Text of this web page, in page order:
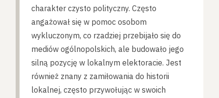
charakter czysto polityczny. Często
angażował się w pomoc osobom
wykluczonym, co rzadziej przebijało się do
mediów ogólnopolskich, ale budowało jego
silną pozycję w lokalnym elektoracie. Jest
również znany z zamiłowania do historii
lokalnej, często przywołując w swoich